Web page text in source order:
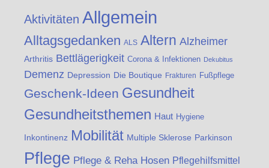
Aktivitäten Allgemein
Alltagsgedanken ALS Altern Alzheimer
Arthritis Bettlägerigkeit Corona & Infektionen Dekubitus
Demenz Depression Die Boutique Frakturen Fußpflege
Geschenk-Ideen Gesundheit
Gesundheitsthemen Haut Hygiene
Inkontinenz Mobilität Multiple Sklerose Parkinson
Pflege Pflege & Reha Hosen Pflegehilfsmittel